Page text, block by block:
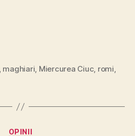
, maghiari, Miercurea Ciuc, romi,
Categories
OPINII